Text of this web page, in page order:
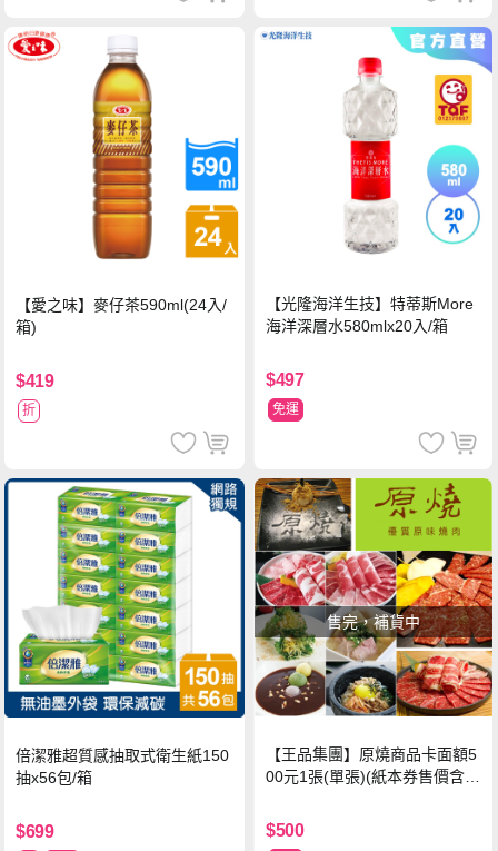
【愛之味】麥仔茶590ml(24入/
箱)
$419
折
【光隆海洋生技】特蒂斯More
海洋深層水580mlx20入/箱
$497
免運
倍潔雅超質感抽取式衛生紙150
抽x56包/箱
$699
售完，補貨中
【王品集團】原燒商品卡面額5
00元1張(單張)(紙本券售價含平
$500